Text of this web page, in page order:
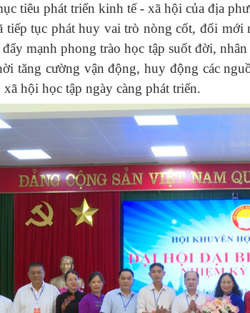
tiêu phát triển kinh tế - xã hội của địa
tiếp tục phát huy vai trò nòng cốt, đổi
mạnh phong trào học tập suốt đời,
tăng cường vận động, huy động các
hội học tập ngày càng phát triển.